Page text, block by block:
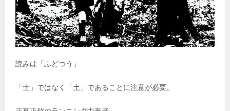
読みは「ふどつう」
「士」ではなく「土」であることに注意が必要。